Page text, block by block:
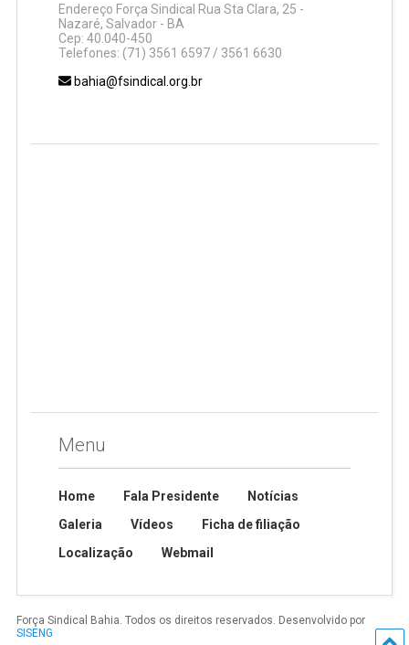
Endereço Força Sindical Rua Sta Clara, 25 -
Nazaré, Salvador - BA
Cep: 40.040-450
Telefones: (71) 3561 6597 / 3561 6630
bahia@fsindical.org.br
Menu
Home Fala Presidente
Notícias
Galeria
Vídeos
Ficha de filiação
Localização
Webmail
Força Sindical Bahia. Todos os direitos reservados. Desenvolvido por
SISENG